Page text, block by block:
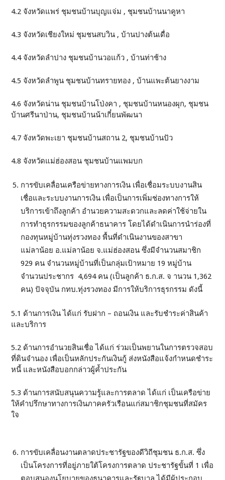
4.2 จังหวัดแพร่ ชุมชนบ้านบุญแจ่ม , ชุมชนบ้านนาคูหา
4.3 จังหวัดเชียงใหม่ ชุมชนสบวิน , บ้านปางต้นเดื่อ
4.4 จังหวัดลำปาง ชุมชนบ้านวอแก้ว , บ้านท่าช้าง
4.5 จังหวัดลำพูน ชุมชนบ้านทรายทอง , บ้านแพะต้นยางงาม
4.6 จังหวัดน่าน ชุมชนบ้านโป่งคา , ชุมชนบ้านหนองผุก, ชุมชน
บ้านศรีนาป่าน, ชุมชนบ้านน้าเกี๋ยนพัฒนา
4.7 จังหวัดพะเยา ชุมชนบ้านสถาน 2, ชุมชนบ้านปัว
4.8 จังหวัดแม่ฮ่องสอน ชุมชนบ้านแพมบก
การขับเคลื่อนเครือข่ายทางการเงิน เพื่อเชื่อมระบบงานสิน
เชื่อและระบบงานการเงิน เพื่อเป็นการเพิ่มช่องทางการให้
บริการเข้าถึงลูกค้า อำนวยความสะดวกและลดค่าใช้จ่ายใน
การทำธุรกรรมของลูกค้าธนาคาร โดยได้ดำเนินการนำร่องที่
กองทุนหมู่บ้านทุ่งรวงทอง พื้นที่ดำเนินงานของสาขา
แม่ลาน้อย อ.แม่ลาน้อย จ.แม่ฮ่องสอน ซึ่งมีจำนวนสมาชิก
929 คน จำนวนหมู่บ้านที่เป็นกลุ่มเป้าหมาย 19 หมู่บ้าน
จำนวนประชากร 4,694 คน (เป็นลูกค้า ธ.ก.ส. จ านวน 1,362
คน) ปัจจุบัน กทบ.ทุ่งรวงทอง มีการให้บริการธุรกรรม ดังนี้
5.1 ด้านการเงิน ได้แก่ รับฝาก – ถอนเงิน และรับชำระค่าสินค้า
และบริการ
5.2 ด้านการอำนวยสินเชื่อ ได้แก่ ร่วมเป็นพยานในการตรวจสอบ
ที่ดินจำนอง เพื่อเป็นหลักประกันเงินกู้ ส่งหนังสือแจ้งกำหนดชำระ
หนี้ และหนังสือบอกกล่าวผู้ค้ำประกัน
5.3 ด้านการสนับสนุนความรู้และการตลาด ได้แก่ เป็นเครือข่าย
ให้คำปรึกษาทางการเงินภาคครัวเรือนแก่สมาชิกชุมชนที่สมัคร
ใจ
การขับเคลื่อนงานตลาดประชารัฐของดีวิถีชุมชน ธ.ก.ส. ซึ่ง
เป็นโครงการที่อยู่ภายใต้โครงการตลาด ประชารัฐขั้นที่ 1 เพื่อ